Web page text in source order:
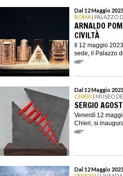
Dal 12 Maggio
ROMA | PALAZZO
ARNALDO
CIVILTÀ
Il 12 maggio
sede, il Palazzo
Dal 12 Maggio
CHIERI | MUSEO
SERGIO
Venerdì 12
Chieri, si
Dal 12 Maggio